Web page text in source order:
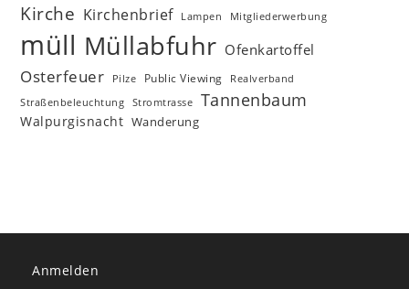
Kirche Kirchenbrief Lampen Mitgliederwerbung
müll Müllabfuhr Ofenkartoffel
Osterfeuer Pilze Public Viewing
Realverband
Straßenbeleuchtung
Stromtrasse Tannenbaum
Walpurgisnacht Wanderung
Anmelden